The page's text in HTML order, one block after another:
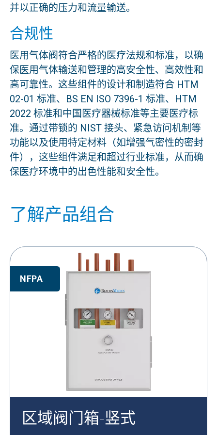
并以正确的压力和流量输送。
合规性
医用气体阀符合严格的医疗法规和标准，以确
保医用气体输送和管理的高安全性、高效性和
高可靠性。这些组件的设计和制造符合 HTM
02-01 标准、BS EN ISO 7396-1 标准、HTM
2022 标准和中国医疗器械标准等主要医疗标
准。通过带锁的 NIST 接头、紧急访问机制等
功能以及使用特定材料（如增强气密性的密封
件），这些组件满足和超过行业标准，从而确
保医疗环境中的出色性能和安全性。
了解产品组合
NFPA
区域阀门箱-竖式